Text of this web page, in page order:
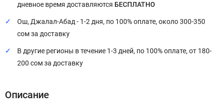
дневное время доставляются БЕСПЛАТНО
Ош, Джалал-Абад - 1-2 дня, по 100% оплате, около 300-350
сом за доставку
В другие регионы в течение 1-3 дней, по 100% оплате, от 180-
200 сом за доставку
Описание